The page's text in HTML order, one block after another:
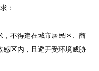
：
不得建在城市居民区、商
感区内，且避开受环境威胁